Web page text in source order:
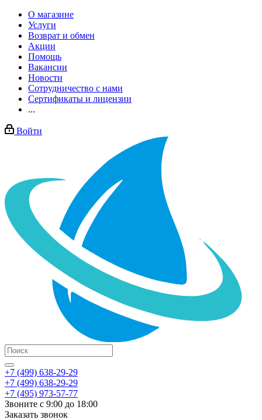
О магазине
Услуги
Возврат и обмен
Акции
Помощь
Вакансии
Новости
Сотрудничество с нами
Сертификаты и лицензии
...
Войти
+7 (499) 638-29-29
+7 (499) 638-29-29
+7 (495) 973-57-77
Звоните с 9:00 до 18:00
Заказать звонок